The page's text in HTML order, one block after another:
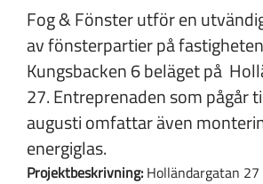
Vem är du?
Kunskap & inspiration
Om oss
Fog & Fönster utför en
av fönsterpartier på
Kungsbacken 6 beläget på
27. Entreprenaden som pågår
augusti omfattar även
energiglas.
Projektbeskrivning:Holländargatan 27